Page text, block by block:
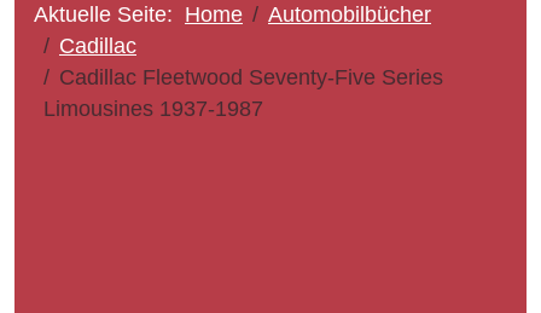
Aktuelle Seite: Home
Automobilbücher
Cadillac
Cadillac Fleetwood Seventy-Five Series
Limousines 1937-1987